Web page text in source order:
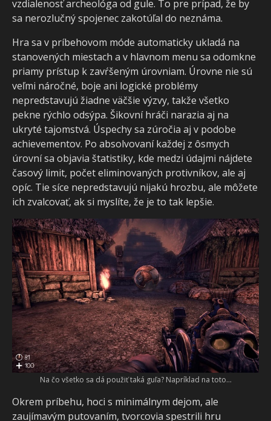
vzdialenosť archeológa od gule. To pre prípad, že by
sa nerozlučný spojenec zakotúľal do neznáma.
Hra sa v príbehovom móde automaticky ukladá na
stanovených miestach a v hlavnom menu sa odomkne
priamy prístup k zavŕšeným úrovniam. Úrovne nie sú
veľmi náročné, boje ani logické problémy
nepredstavujú žiadne väčšie výzvy, takže všetko
pekne rýchlo odsýpa. Šikovní hráči narazia aj na
ukryté tajomstvá. Úspechy sa zúročia aj v podobe
achievementov. Po absolvovaní každej z ôsmych
úrovní sa objavia štatistiky, kde medzi údajmi nájdete
časový limit, počet eliminovaných protivníkov, ale aj
opíc. Tie síce nepredstavujú nijakú hrozbu, ale môžete
ich zvalcovať, ak si myslíte, že je to tak lepšie.
Na čo všetko sa dá použiť taká guľa? Napríklad na toto...
Okrem príbehu, hoci s minimálnym dejom, ale
zaujímavým putovaním, tvorcovia spestrili hru